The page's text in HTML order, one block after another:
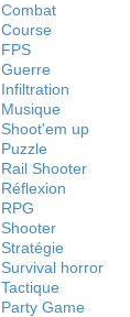
Combat
Course
FPS
Guerre
Infiltration
Musique
Shoot'em up
Puzzle
Rail Shooter
Réflexion
RPG
Shooter
Stratégie
Survival horror
Tactique
Party Game